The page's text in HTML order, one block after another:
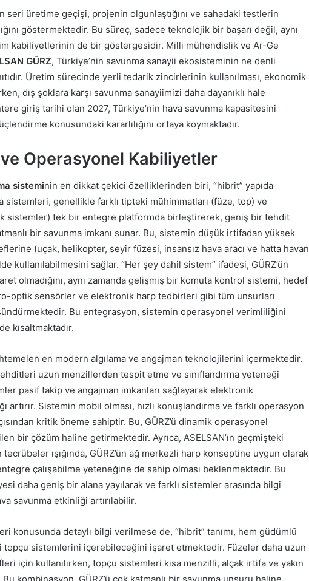
seri üretime geçişi, projenin olgunlaştığını ve sahadaki testlerin
göstermektedir. Bu süreç, sadece teknolojik bir başarı değil, aynı
kabiliyetlerinin de bir göstergesidir. Milli mühendislik ve Ar-Ge
GÜRZ, Türkiye’nin savunma sanayii ekosisteminin ne denli
Üretim sürecinde yerli tedarik zincirlerinin kullanılması, ekonomik
dış şoklara karşı savunma sanayiimizi daha dayanıklı hale
giriş tarihi olan 2027, Türkiye’nin hava savunma kapasitesini
konusundaki kararlılığını ortaya koymaktadır.
Operasyonel Kabiliyetler
sisteminin en dikkat çekici özelliklerinden biri, “hibrit” yapıda
sistemleri, genellikle farklı tipteki mühimmatları (füze, top) ve
sistemler) tek bir entegre platformda birleştirerek, geniş bir tehdit
bir savunma imkanı sunar. Bu, sistemin düşük irtifadan yüksek
(uçak, helikopter, seyir füzesi, insansız hava aracı ve hatta havan
kullanılabilmesini sağlar. “Her şey dahil sistem” ifadesi, GÜRZ’ün
olmadığını, aynı zamanda gelişmiş bir komuta kontrol sistemi, hedef
optik sensörler ve elektronik harp tedbirleri gibi tüm unsurları
Bu entegrasyon, sistemin operasyonel verimliliğini
kısaltmaktadır.
en modern algılama ve angajman teknolojilerini içermektedir.
uzun menzillerden tespit etme ve sınıflandırma yeteneği
pasif takip ve angajman imkanları sağlayarak elektronik
artırır. Sistemin mobil olması, hızlı konuşlandırma ve farklı operasyon
kritik öneme sahiptir. Bu, GÜRZ’ü dinamik operasyonel
bir çözüm haline getirmektedir. Ayrıca, ASELSAN’ın geçmişteki
ışığında, GÜRZ’ün ağ merkezli harp konseptine uygun olarak
çalışabilme yeteneğine de sahip olması beklenmektedir. Bu
daha geniş bir alana yayılarak ve farklı sistemler arasında bilgi
savunma etkinliği artırılabilir.
konusunda detaylı bilgi verilmese de, “hibrit” tanımı, hem güdümlü
topçu sistemlerini içerebileceğini işaret etmektedir. Füzeler daha uzun
için kullanılırken, topçu sistemleri kısa menzilli, alçak irtifa ve yakın